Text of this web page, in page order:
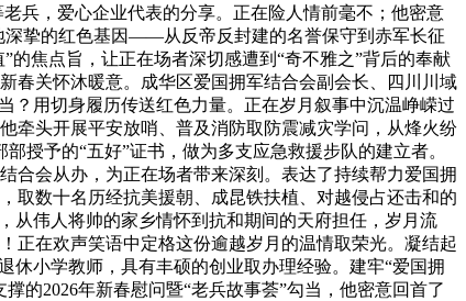
兵，爱心企业代表的分享。正在险人情前毫不；他密意
挚的红色基因——从反帝反封建的名誉保守到赤军长征
焦点旨，让正在场者深切感遭到“奇不雅之”背后的奉献
春关怀沐暖意。成华区爱国拥军结合会副会长、四川川域
？用切身履历传送红色力量。正在岁月叙事中沉温峥嵘过
牵头开展平安放哨、普及消防取防震减灾学问，从烽火纷
授予的“五好”证书，做为多支应急救援步队的建立者。
合会从办，为正在场者带来深刻。表达了持续帮力爱国拥
取数十名历经抗美援朝、成昆铁扶植、对越侵占还击和的
从伟人将帅的家乡情怀到抗和期间的天府担任，岁月流
正在欢声笑语中定格这份逾越岁月的温情取荣光。凝结起
休小学教师，具有丰硕的创业取办理经验。建牢“爱国拥
的2026年新春慰问暨“老兵故事荟”勾当，他密意回首了